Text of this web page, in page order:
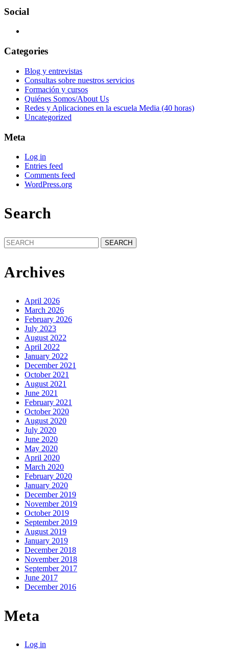
Social
Categories
Blog y entrevistas
Consultas sobre nuestros servicios
Formación y cursos
Quiénes Somos/About Us
Redes y Aplicaciones en la escuela Media (40 horas)
Uncategorized
Meta
Log in
Entries feed
Comments feed
WordPress.org
Search
Search
for:
Archives
April 2026
March 2026
February 2026
July 2023
August 2022
April 2022
January 2022
December 2021
October 2021
August 2021
June 2021
February 2021
October 2020
August 2020
July 2020
June 2020
May 2020
April 2020
March 2020
February 2020
January 2020
December 2019
November 2019
October 2019
September 2019
August 2019
January 2019
December 2018
November 2018
September 2017
June 2017
December 2016
Meta
Log in